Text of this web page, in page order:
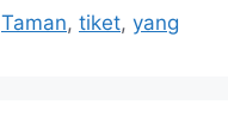
Taman, tiket, yang